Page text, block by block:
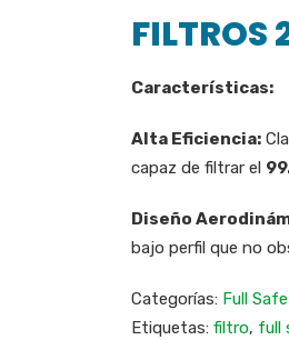
FILTROS
Características:
Alta Eficiencia:
capaz de filtrar el
Diseño
bajo perfil que no
Categorías: Full
Etiquetas: filtro, full